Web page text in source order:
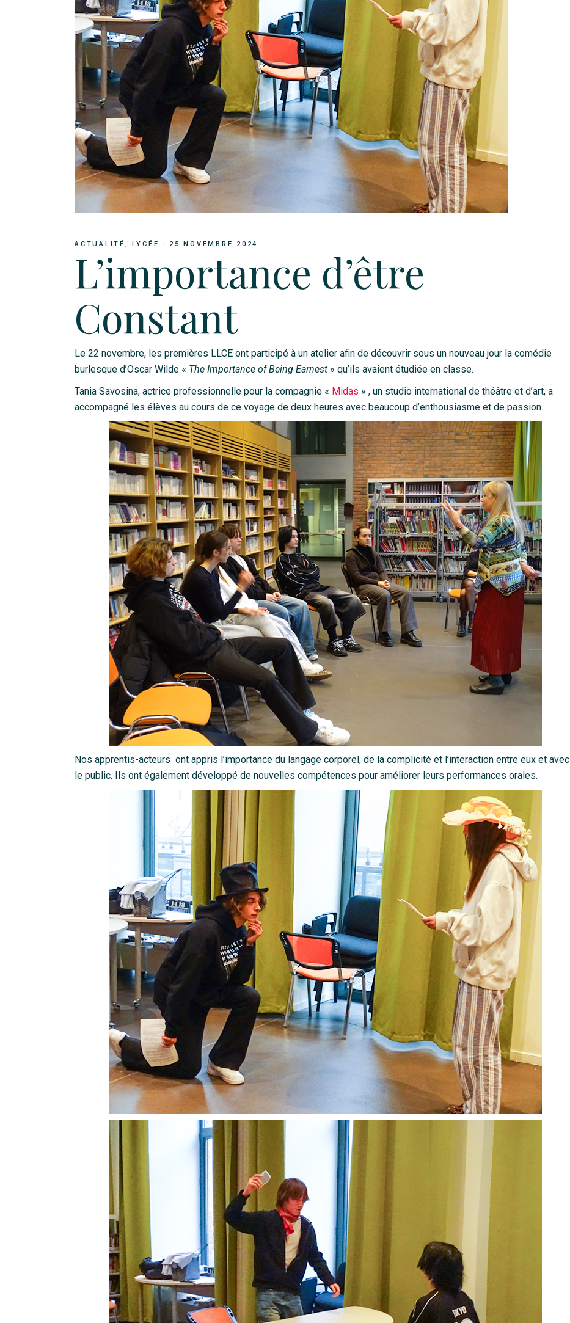
ACTUALITÉ LYCÉE 25 NOVEMBRE 2024
L’importance d’être
Constant
Le 22 novembre, les premières LLCE ont participé à un atelier afin de découvrir sous un nouveau jour la comédie
burlesque d’Oscar Wilde « The Importance of Being Earnest » qu’ils avaient étudiée en classe.
Tania Savosina, actrice professionnelle pour la compagnie « Midas » , un studio international de théâtre et d’art, a
accompagné les élèves au cours de ce voyage de deux heures avec beaucoup d’enthousiasme et de passion.
Nos apprentis-acteurs ont appris l’importance du langage corporel, de la complicité et l’interaction entre eux et avec
le public. Ils ont également développé de nouvelles compétences pour améliorer leurs performances orales.